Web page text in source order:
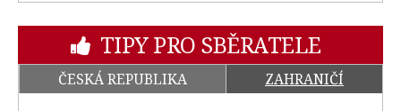
TIPY PRO SBĚRATELE
ČESKÁ REPUBLIKA ZAHRANIČÍ